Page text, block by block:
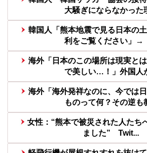
大騒ぎにならなかった
韓国人「熊本地震で見る日本の
利をご覧ください」→
海外「日本のこの場所は現実と
で美しい…！」外国人
海外「海外発祥なのに、今では
ものって何？その逆も
女性：“熊本で被災された人たち
ました” Twit...